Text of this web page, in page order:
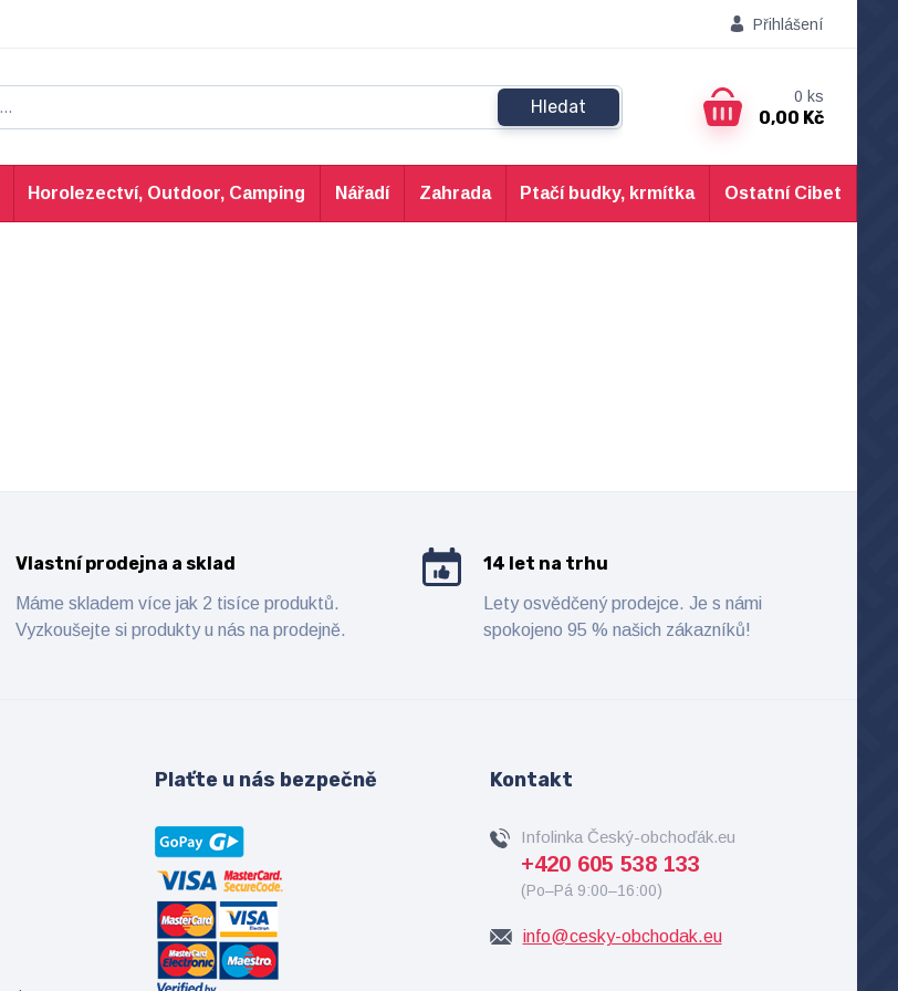
Přihlášení
Hledat 0 ks
0,00 Kč
Horolezectví, Outdoor, Camping Nářadí Zahrada Ptačí budky, krmítka Ostatní Cibet
Vlastní prodejna a sklad
Máme skladem více jak 2 tisíce produktů.
Vyzkoušejte si produkty u nás na prodejně.
14 let na trhu
Lety osvědčený prodejce. Je s námi
spokojeno 95 % našich zákazníků!
Plaťte u nás bezpečně Kontakt
Infolinka Český-obchoďák.eu
+420 605 538 133
(Po–Pá 9:00–16:00)
info@cesky-obchodak.eu